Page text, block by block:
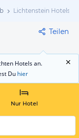
Lichtenstein Hotels
Teilen
Hotels an.
Du hier
Nur Hotel